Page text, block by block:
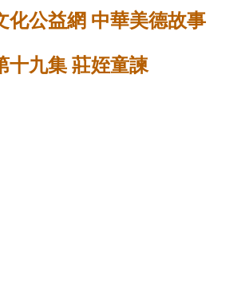
化公益網 中華美德故事
十九集 莊姪童諫